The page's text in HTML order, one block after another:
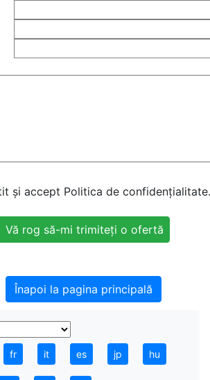
și accept Politica de confidențialitate.
Înapoi la pagina principală
fr it es jp hu